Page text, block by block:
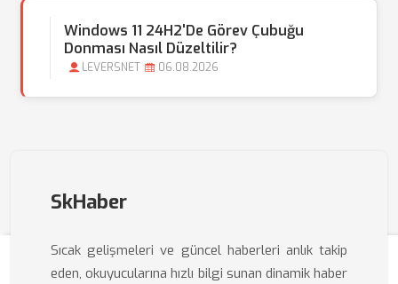
Windows 11 24H2'de Görev Çubuğu
Donması Nasıl Düzeltilir?
LEVERSNET 06.08.2026
SkHaber
Sıcak gelişmeleri ve güncel haberleri anlık takip
eden, okuyucularına hızlı bilgi sunan dinamik haber